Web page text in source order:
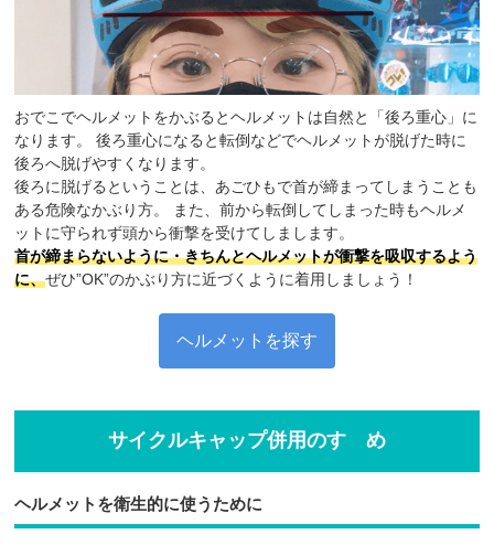
おでこでヘルメットをかぶるとヘルメットは自然と「後ろ重心」に
なります。 後ろ重心になると転倒などでヘルメットが脱げた時に
後ろへ脱げやすくなります。
後ろに脱げるということは、あごひもで首が締まってしまうことも
ある危険なかぶり方。 また、前から転倒してしまった時もヘルメ
ットに守られず頭から衝撃を受けてしまします。
首が締まらないように・きちんとヘルメットが衝撃を吸収するよう
に、ぜひ”OK”のかぶり方に近づくように着用しましょう！
ヘルメットを探す
サイクルキャップ併用のすゝめ
ヘルメットを衛生的に使うために